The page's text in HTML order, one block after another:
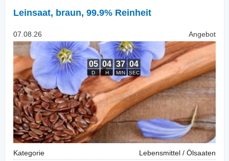
Leinsaat, braun, 99.9% Reinheit
07.08.26 Angebot
Kategorie
Lebensmittel / Ölsaaten